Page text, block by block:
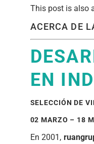
This post is also
ACERCA DE
EN
SELECCIÓN DE
02 MARZO – 18
En 2001,